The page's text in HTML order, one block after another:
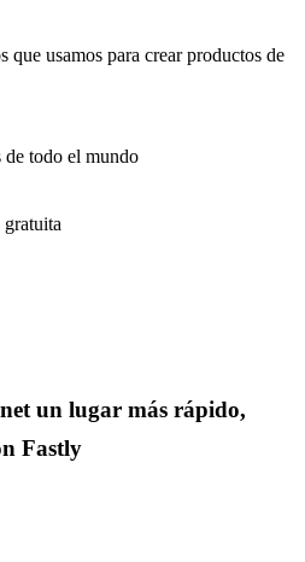
que usamos para crear productos de
de todo el mundo
gratuita
un lugar más rápido,
Fastly